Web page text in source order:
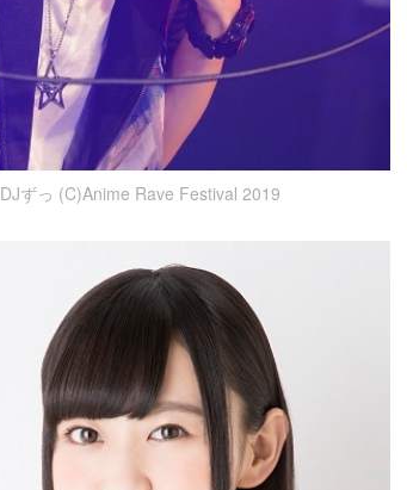
DJずっ (C)Anime Rave Festival 2019